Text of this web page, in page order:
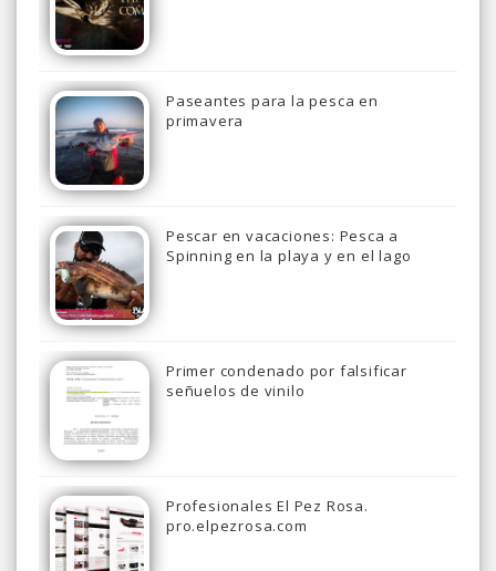
Paseantes para la pesca en
primavera
Pescar en vacaciones: Pesca a
Spinning en la playa y en el lago
Primer condenado por falsificar
señuelos de vinilo
Profesionales El Pez Rosa.
pro.elpezrosa.com